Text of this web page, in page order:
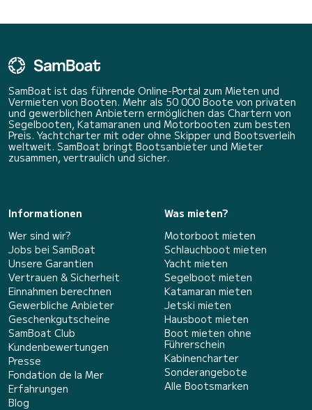
SamBoat ist das führende Online-Portal zum Mieten und
Vermieten von Booten. Mehr als 50 000 Boote von privaten
und gewerblichen Anbietern ermöglichen das Chartern von
Segelbooten, Katamaranen und Motorbooten zum besten
Preis. Yachtcharter mit oder ohne Skipper und Bootsverleih
weltweit. SamBoat bringt Bootsanbieter und Mieter
zusammen, vertraulich und sicher.
Informationen
Wer sind wir?
Jobs bei SamBoat
Unsere Garantien
Vertrauen & Sicherheit
Einnahmen berechnen
Gewerbliche Anbieter
Geschenkgutscheine
SamBoat Club
Kundenbewertungen
Presse
Fondation de la Mer
Erfahrungen
Blog
Was mieten?
Motorboot mieten
Schlauchboot mieten
Yacht mieten
Segelboot mieten
Katamaran mieten
Jetski mieten
Hausboot mieten
Boot mieten ohne
Führerschein
Kabinencharter
Sonderangebote
Alle Bootsmarken